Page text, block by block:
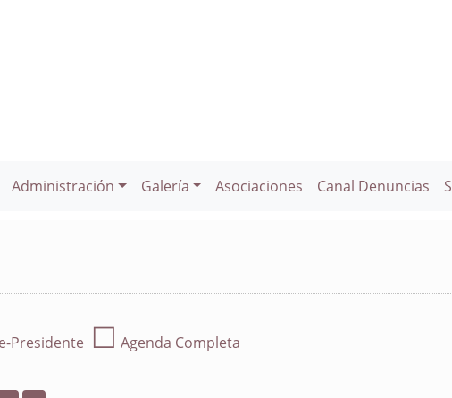
Administración Galería Asociaciones Canal Denuncias
Presidente ☐ Agenda Completa